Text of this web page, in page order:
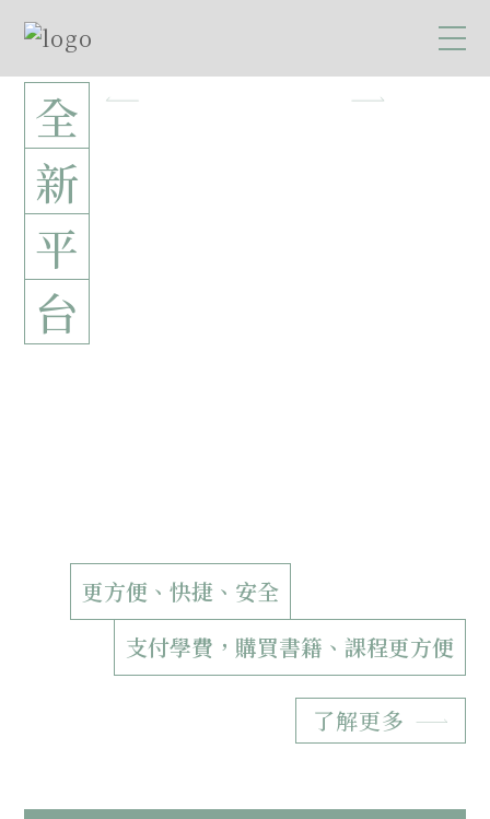
全
新
平
台
更方便、快捷、安全
支付學費，購買書籍、課程更方便
了解更多